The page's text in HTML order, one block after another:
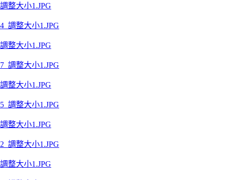
整大小1.JPG
整大小1.JPG
整大小1.JPG
整大小1.JPG
整大小1.JPG